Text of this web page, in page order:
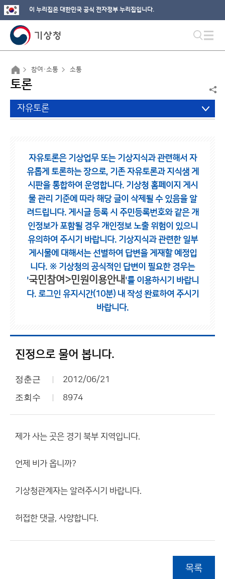
이 누리집은 대한민국 공식 전자정부 누리집입니다.
참여·소통 소통
토론
자유토론
자유토론은 기상업무 또는 기상지식과 관련해서 자
유롭게 토론하는 장으로, 기존 자유토론과 지식샘 게
시판을 통합하여 운영합니다. 기상청 홈페이지 게시
물 관리 기준에 따라 해당 글이 삭제될 수 있음을 알
려드립니다. 게시글 등록 시 주민등록번호와 같은 개
인정보가 포함될 경우 개인정보 노출 위험이 있으니
유의하여 주시기 바랍니다. 기상지식과 관련한 일부
게시물에 대해서는 선별하여 답변을 게재할 예정입
니다. ※ 기상청의 공식적인 답변이 필요한 경우는
'국민참여>민원이용안내 '를 이용하시기 바랍니
다. 로그인 유지시간(10분) 내 작성 완료하여 주시기
바랍니다.
진정으로 물어 봅니다.
정춘근 2012/06/21
조회수 8974
제가 사는 곳은 경기 북부 지역입니다.
언제 비가 옵니까?
기상청관계자는 알려주시기 바랍니다.
허접한 댓글, 사양합니다.
목록